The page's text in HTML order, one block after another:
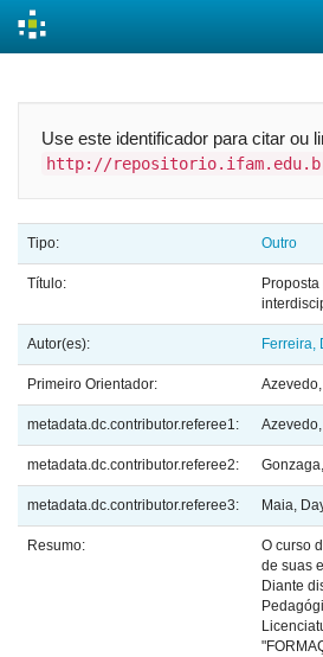
Use este identificador para citar ou
http://
Tipo: Outro
Título:
Autor(es): Ferreira,
Primeiro Orientador:
metadata.dc.contributor.referee1:
metadata.dc.contributor.referee2:
metadata.dc.contributor.referee3: Maia,
Resumo:
O curso
de suas
Diante